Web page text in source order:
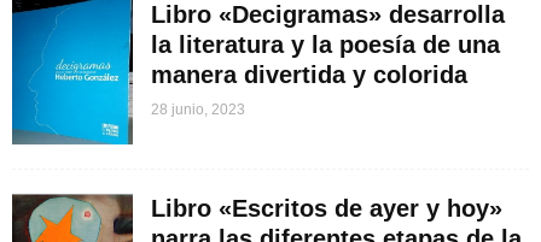
Libro «Decigramas» desarrolla
la literatura y la poesía de una
manera divertida y colorida
28 junio, 2023
Libro «Escritos de ayer y hoy»